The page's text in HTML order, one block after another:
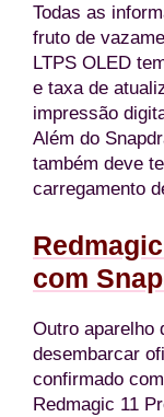
Todas as
fruto de
LTPS OLED
e taxa de
impressão
Além do
também deve
carregamento
com
Outro aparelho
desembarcar
confirmado
Redmagic 11